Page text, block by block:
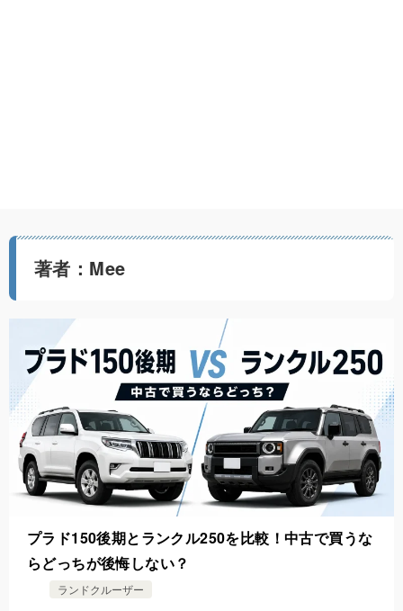
著者：Mee
プラド150後期とランクル250を比較！中古で買うな
らどっちが後悔しない？
ランドクルーザー